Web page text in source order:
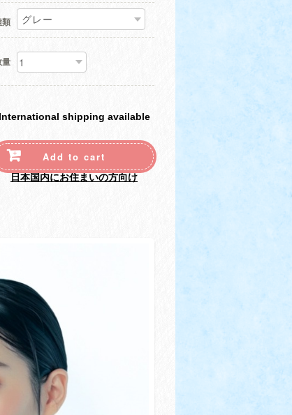
類
量
International shipping available
Add to cart
日本国内にお住まいの方向け